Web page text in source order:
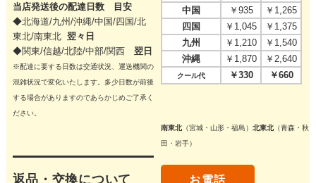
当店発送後の配達日数 目安
◆北海道/九州/沖縄/中国/四国/北
東北/南東北 翌々日
◆関東/信越/北陸/中部/関西 翌日
※配達に要する日数は交通状況、運送機関の
混雑状況で変化いたします。多少日数が前後
する場合がありますのであらかじめご了承く
ださい。
返品・交換について
中国
￥935
￥1,265
四国
￥1,045
￥1,375
九州
￥1,210
￥1,540
沖縄
￥1,870 ￥2,640
クール代 ￥330 ￥660
南東北（宮城・山形・福島）北東北（青森・秋
田・岩手）
お電話